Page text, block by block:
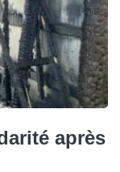
après